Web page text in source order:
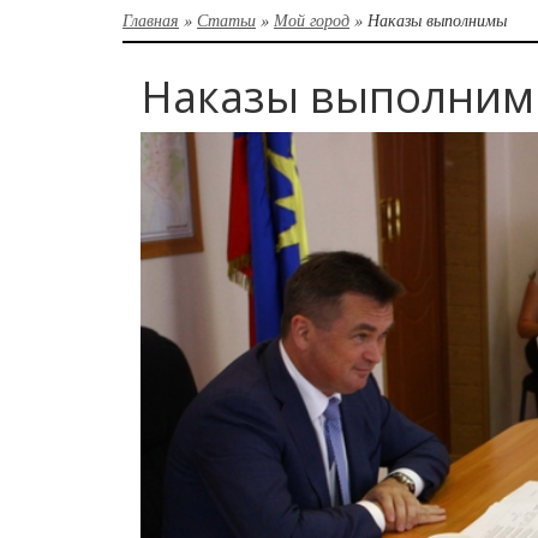
Главная » Статьи » Мой город » Наказы выполнимы
Наказы